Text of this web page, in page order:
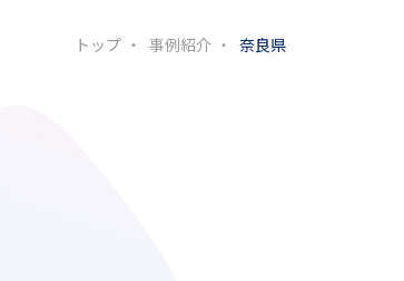
トップ 事例紹介 奈良県